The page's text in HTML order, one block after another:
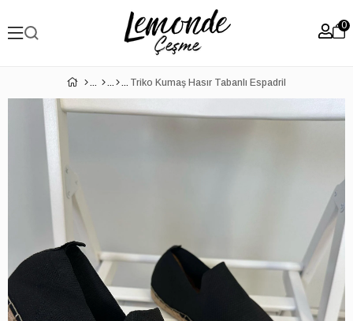
0
Triko Kumaş Hasır Tabanlı Espadril